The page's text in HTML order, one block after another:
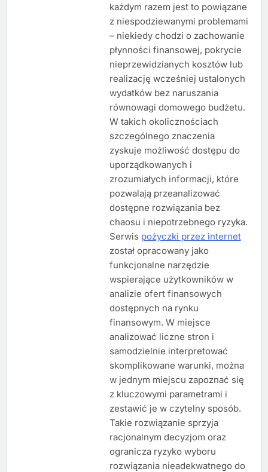
każdym razem jest to powiązane
z niespodziewanymi problemami
– niekiedy chodzi o zachowanie
płynności finansowej, pokrycie
nieprzewidzianych kosztów lub
realizację wcześniej ustalonych
wydatków bez naruszania
równowagi domowego budżetu.
W takich okolicznościach
szczególnego znaczenia
zyskuje możliwość dostępu do
uporządkowanych i
zrozumiałych informacji, które
pozwalają przeanalizować
dostępne rozwiązania bez
chaosu i niepotrzebnego ryzyka.
Serwis pożyczki przez internet
został opracowany jako
funkcjonalne narzędzie
wspierające użytkowników w
analizie ofert finansowych
dostępnych na rynku
finansowym. W miejsce
analizować liczne stron i
samodzielnie interpretować
skomplikowane warunki, można
w jednym miejscu zapoznać się
z kluczowymi parametrami i
zestawić je w czytelny sposób.
Takie rozwiązanie sprzyja
racjonalnym decyzjom oraz
ogranicza ryzyko wyboru
rozwiązania nieadekwatnego do